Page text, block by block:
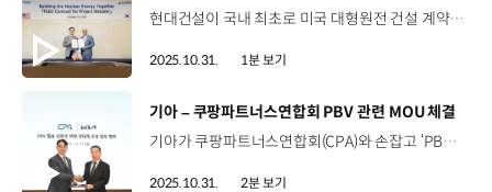
현대건설이 국내 최초로 미국 대형원전 건설 계약을 체결하며 미국 원전 시장 내 입지를 견고히 쌓아가고 있습니다. 현대건설은 지난 24일, 현대건설 본사 사옥에서 페르미 아메리카(Fermi America)와 ‘복합 에너지 및 인공지능(AI) 캠퍼스’ 내 대형원전 4기 건설에 대한 기본설계 용역 계약을 체결했습니다. 대형원전 4기가 들어설 ‘복합 에너지 및 인공지능(AI) 캠퍼스’는 미국의 에너지 디벨로퍼인 ‘페르미 아메리카’가 조성하는 세계 최대 규모의 민간 전력망 단지인데요. 이번 계약을 토대로 현대건설은 부지 배치 계획 개발, 냉각 방식 검토 등 대형원전 건설의 첫 번째 단계인 기본 설계를 수행하게 됩니다. 현대건설은 앞으로도 양국의 긴밀한 에너지 파트너십을 바탕으로 협력을 강화해 글로벌 원전 시장에 영향력을 확대해 갈 계획입니다.
2025.10.31. 1분 보기
[동영상]
기아 – 쿠팡파트너스연합회 PBV 관련 MOU 체결
기아가 쿠팡파트너스연합회(CPA)와 손잡고 ‘PBV 활용 친환경 택배 생태계 조성’을 위한 업무협약(MOU)을 체결했습니다. 기아는 첫 전동화 전용 PBV인 ‘PV5’의 기획 단계부터 CPA 소속 택배기사들을 대상으로 PV5의 업무 적합성을 실증한 바 있는데요. 이번 협약을 통해 기아와 CPA는 내연기관 중심의 기존 택배 차량들을 PV5 등의 전동화 PBV로 전환해 국내 택배 현장에 친환경 생태계를 조성하는 데 힘을 모으기로 했습니다. 오장원 대외협력위원장 (천우로지스 대표)기아의 다양한 PBV 라인업을 통해 쿠팡의 배송 업무 효율성과 생산성을 한층 높일 수 있을 것으로 기대됩니다. 이번 MOU를 시작으로 기아와의 긴밀한 협력을 이어가며 상호 발전할 수 있는 지속가능한 파트너십을 만들어 가겠습니다. 기아는 앞으로도 현장의 의견을 반영한 PBV 출시와 맞춤 솔루션 제공으로 업무 효율성 향상을 지원할 예정입니다.
2025.10.31. 2분 보기